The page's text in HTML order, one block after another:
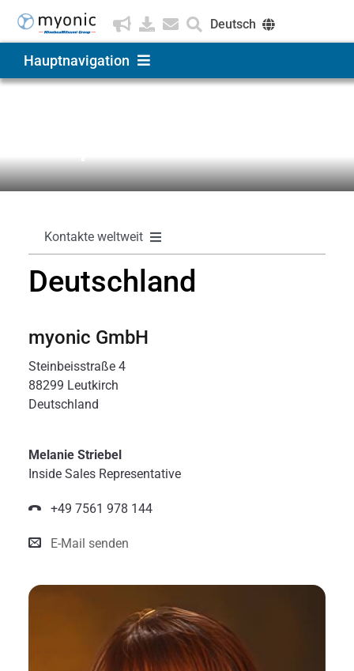
Inhalt
springen
Deutsch
Čeština
Hauptnavigation
Kontakte weltweit
Kontakt Startseite
Europa
Amerika
Australien
Rest of the World
Deutschland
myonic GmbH
Steinbeisstraße 4
88299 Leutkirch
Deutschland
Melanie Striebel
Inside Sales Representative
+49 7561 978 144
E-Mail senden